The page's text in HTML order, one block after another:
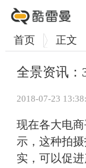
首页 正文
全景资讯：
2018-07-23
现在各大电
示，这种拍
实，可以促